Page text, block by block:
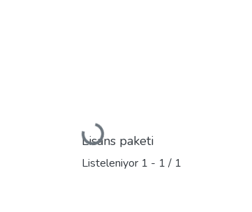
Yükleniyor...Lisans paketi
Listeleniyor 1 - 1 / 1